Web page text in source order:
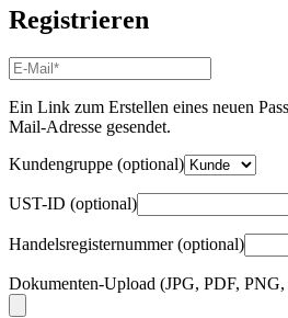
Registrieren
E-
Mail-
Adresse*
Erforderlich
Ein Link zum Erstellen eines neuen
Mail-Adresse gesendet.
Kundengruppe (optional)
UST-ID (optional)
Handelsregisternummer(optional)
Dokumenten-Upload (JPG, PDF,